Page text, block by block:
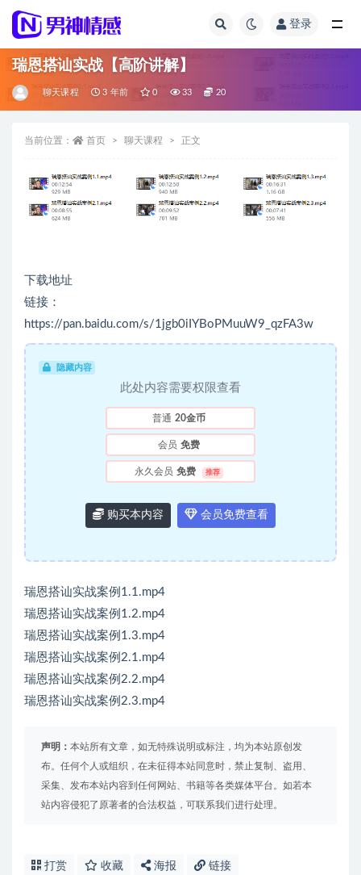
登录
瑞恩搭讪实战【高阶讲解】
聊天课程 3 年前 0 33 20
当前位置： 首页 聊天课程 正文
下载地址
链接：
https://pan.baidu.com/s/1jgb0iIYBoPMuuW9_qzFA3w
隐藏内容
此处内容需要权限查看
普通 20金币
会员 免费
永久会员 免费 推荐
购买本内容 会员免费查看
瑞恩搭讪实战案例1.1.mp4
瑞恩搭讪实战案例1.2.mp4
瑞恩搭讪实战案例1.3.mp4
瑞恩搭讪实战案例2.1.mp4
瑞恩搭讪实战案例2.2.mp4
瑞恩搭讪实战案例2.3.mp4
声明： 本站所有文章，如无特殊说明或标注，均为本站原创发
布。任何个人或组织，在未征得本站同意时，禁止复制、盗用、
采集、发布本站内容到任何网站、书籍等各类媒体平台。如若本
站内容侵犯了原著者的合法权益，可联系我们进行处理。
打赏 收藏 海报 链接